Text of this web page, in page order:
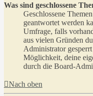
Was sind geschlossene
Geschlossene
geantwortet werden
Umfrage, falls
aus vielen Gründen
Administrator
Möglichkeit, deine
durch die Board-
Nach oben